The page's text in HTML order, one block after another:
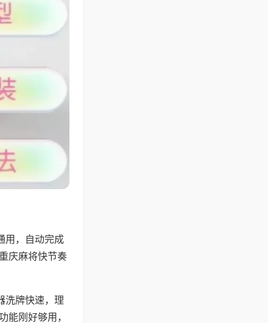
用，自动完成
庆麻将快节奏
洗牌快速，理
能刚好够用，